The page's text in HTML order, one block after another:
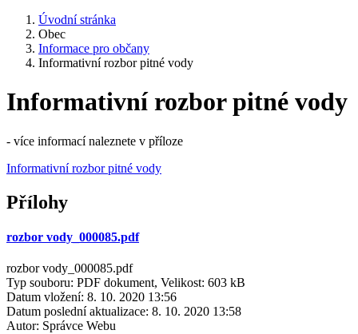
Úvodní stránka
Obec
Informace pro občany
Informativní rozbor pitné vody
Informativní rozbor pitné vody
- více informací naleznete v příloze
Informativní rozbor pitné vody
Přílohy
rozbor vody_000085.pdf
rozbor vody_000085.pdf
Typ souboru: PDF dokument, Velikost: 603 kB
Datum vložení: 8. 10. 2020 13:56
Datum poslední aktualizace: 8. 10. 2020 13:58
Autor: Správce Webu